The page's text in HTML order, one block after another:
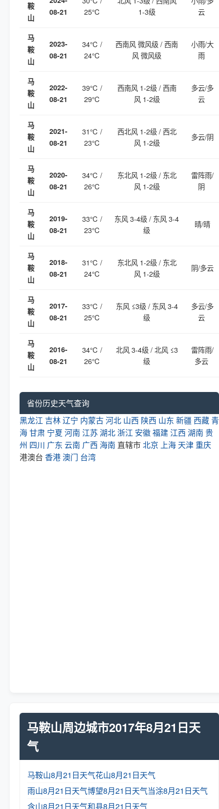
鞍
山
08-21
25℃
1-3级
云
马
鞍
山
2023-
08-21
34℃ /
24℃
西南风 微风级 / 西南
风 微风级
小雨/大
雨
马
鞍
山
2022-
08-21
39℃ /
29℃
西南风 1-2级 / 西南
风 1-2级
多云/多
云
马
鞍
山
2021-
08-21
31℃ /
23℃
西北风 1-2级 / 西北
风 1-2级
多云/阴
马
鞍
山
2020-
08-21
34℃ /
26℃
东北风 1-2级 / 东北
风 1-2级
雷阵雨/
阴
马
鞍
山
2019-
08-21
33℃ /
23℃
东风 3-4级 / 东风 3-4
级
晴/晴
马
鞍
山
2018-
08-21
31℃ /
24℃
东北风 1-2级 / 东北
风 1-2级
阴/多云
马
鞍
山
2017-
08-21
33℃ /
25℃
东风 ≤3级 / 东风 3-4
级
多云/多
云
马
鞍
山
2016-
08-21
34℃ /
26℃
北风 3-4级 / 北风 ≤3
级
雷阵雨/
多云
省份历史天气查询
黑龙江 吉林辽宁 内蒙古河北 山西 陕西 山东 新疆 西藏 青
海甘肃 宁夏 河南 江苏 湖北 浙江 安徽福建 江西 湖南 贵
州 四川 广东 云南 广西 海南 直辖市北京 上海 天津 重庆
港澳台 香港澳门 台湾
马鞍山周边城市2017年8月21日天
气
马鞍山8月21日天气花山8月21日天气
雨山8月21日天气博望8月21日天气当涂8月21日天气
含山8月21日天气和县8月21日天气